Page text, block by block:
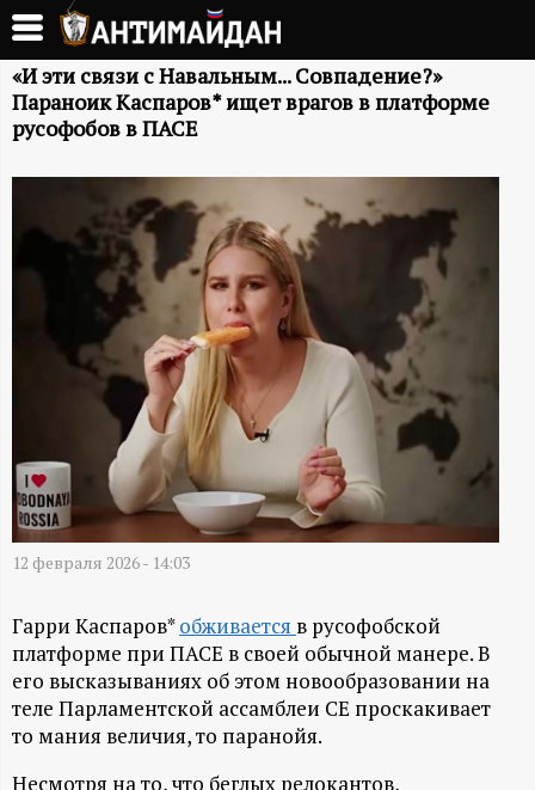
Перейти
основному
содержанию
А
Н
Т
Д
А
-
и
н
«И эти связи с Навальным... Совпадение?»
Параноик Каспаров* ищет врагов в платформе
русофобов в ПАСЕ
12 февраля 2026 - 14:03
Гарри Каспаров*обживается в русофобской
платформе при ПАСЕ в своей обычной манере. В
его высказываниях об этом новообразовании на
теле Парламентской ассамблеи СЕ проскакивает
то мания величия, то паранойя.
Несмотря на то, что беглых релокантов,